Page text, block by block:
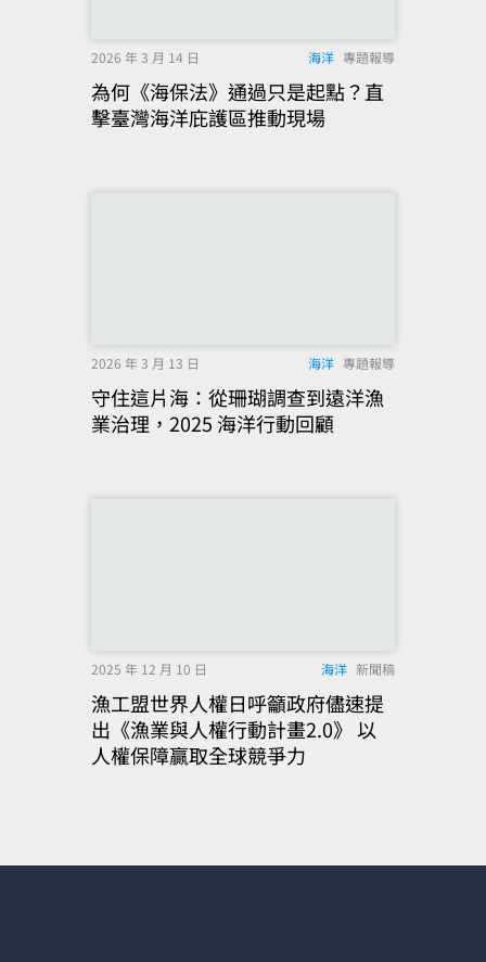
2026 年 3 月 14 日 海洋 專題報導
為何《海保法》通過只是起點？直
擊臺灣海洋庇護區推動現場
2026 年 3 月 13 日 海洋 專題報導
守住這片海：從珊瑚調查到遠洋漁
業治理，2025 海洋行動回顧
2025 年 12 月 10 日 海洋 新聞稿
漁工盟世界人權日呼籲政府儘速提
出《漁業與人權行動計畫2.0》 以
人權保障贏取全球競爭力